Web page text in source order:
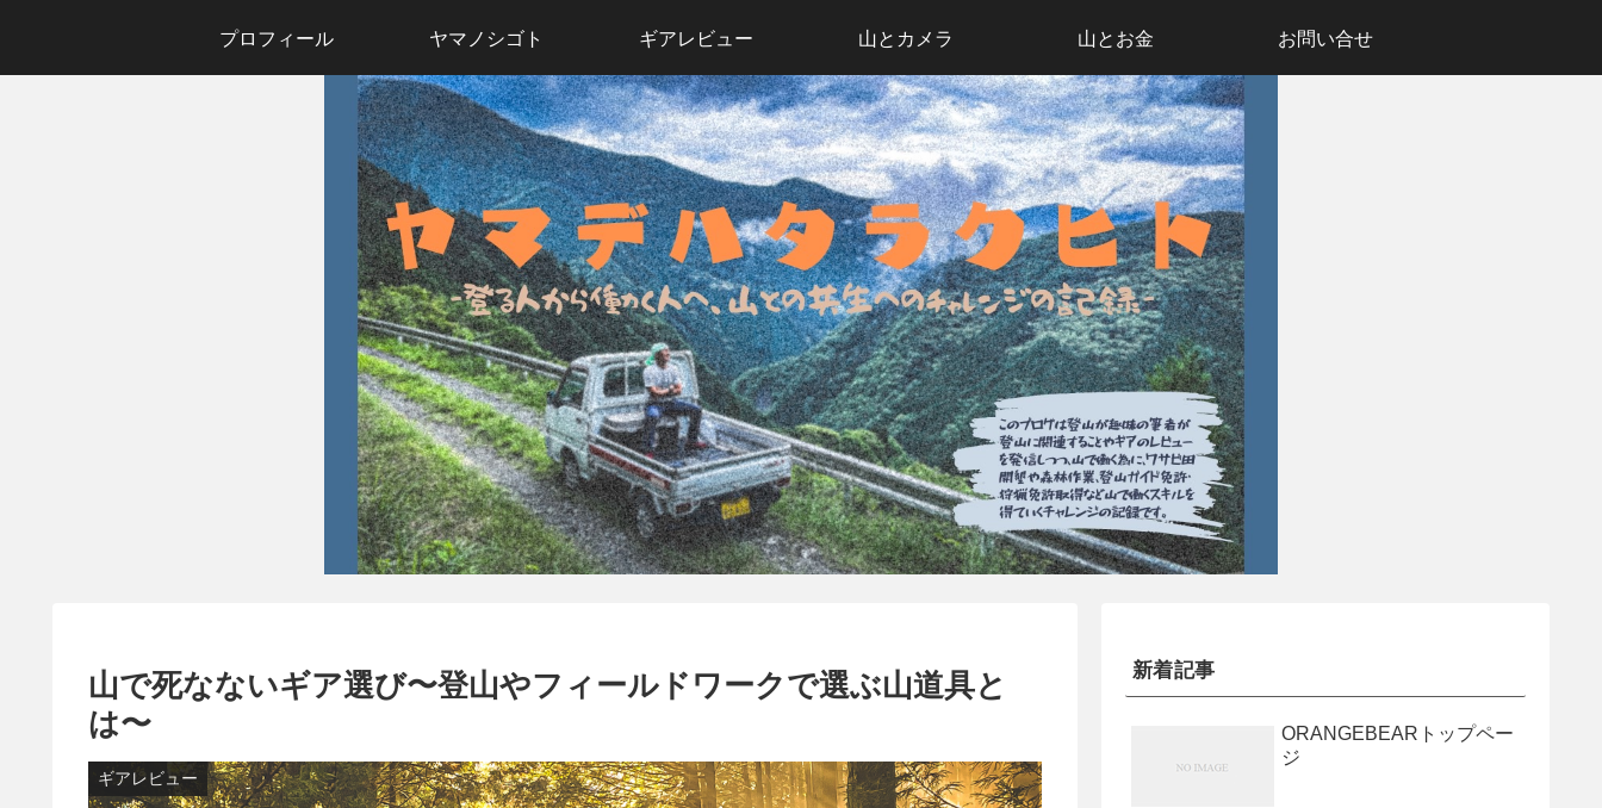
プロフィール ヤマノシゴト ギアレビュー 山とカメラ 山とお金 お問い合せ
山で死なないギア選び〜登山やフィールドワークで選ぶ山道具と
は〜
ギアレビュー
新着記事
ORANGEBEARトップペー
ジ